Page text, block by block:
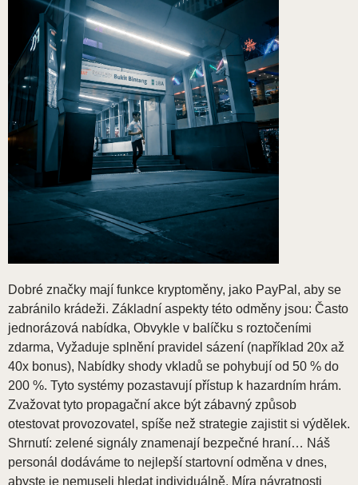
Dobré značky mají funkce kryptoměny, jako PayPal, aby se
zabránilo krádeži. Základní aspekty této odměny jsou: Často
jednorázová nabídka, Obvykle v balíčku s roztočeními
zdarma, Vyžaduje splnění pravidel sázení (například 20x až
40x bonus), Nabídky shody vkladů se pohybují od 50 % do
200 %. Tyto systémy pozastavují přístup k hazardním hrám.
Zvažovat tyto propagační akce být zábavný způsob
otestovat provozovatel, spíše než strategie zajistit si výdělek.
Shrnutí: zelené signály znamenají bezpečné hraní… Náš
personál dodáváme to nejlepší startovní odměna v dnes,
abyste je nemuseli hledat individuálně. Míra návratnosti